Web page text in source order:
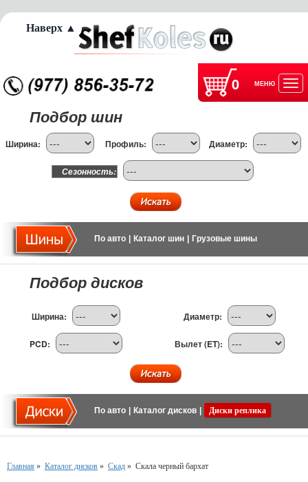
0 МЕНЮ
Подбор шин
Ширина: Профиль: Диаметр:
Сезонность:
По авто Каталог шин Грузовые шины
Подбор дисков
Ширина: Диаметр:
PCD: Вылет (ET):
По авто Каталог дисков Диски реплика
Главная » Каталог дисков » Скад » Скала черный бархат
Наверх ▲